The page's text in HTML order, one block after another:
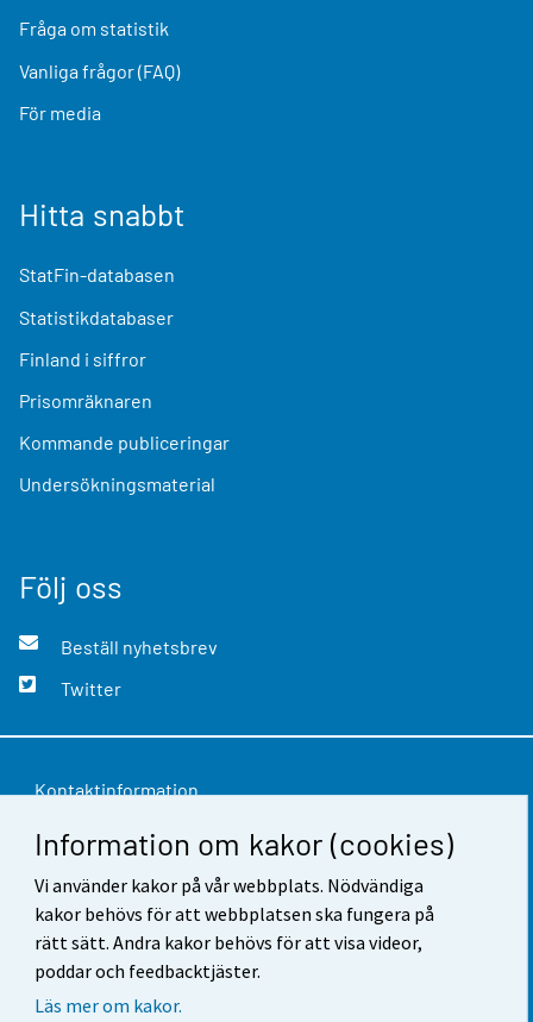
Information om kakor (cookies)
Vi använder kakor på vår webbplats. Nödvändiga
kakor behövs för att webbplatsen ska fungera på
rätt sätt. Andra kakor behövs för att visa videor,
poddar och feedbacktjäster.
Läs mer om kakor.
Fråga om statistik
Vanliga frågor (FAQ)
För media
Hitta snabbt
StatFin-databasen
Statistikdatabaser
Finland i siffror
Prisomräknaren
Kommande publiceringar
Undersökningsmaterial
Följ oss
Beställ nyhetsbrev
Twitter
Kontaktinformation
Respons
Användarvillkor
Dataskydd
Tillgänglighet